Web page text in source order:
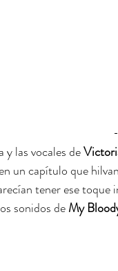
y las vocales de
un capítulo que
tener ese
sonidos de My